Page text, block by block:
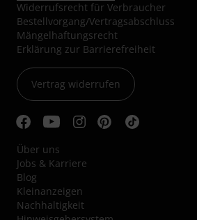
Widerrufsrecht für Verbraucher
Bestellvorgang/Vertragsabschluss
Mängelhaftungsrecht
Erklärung zur Barrierefreiheit
Vertrag widerrufen
Über uns
Jobs & Karriere
Blog
Kleinanzeigen
Nachhaltigkeit